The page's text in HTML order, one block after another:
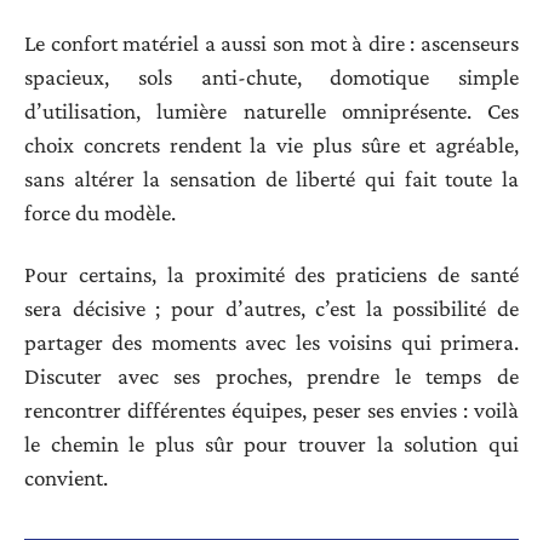
Le confort matériel a aussi son mot à dire : ascenseurs
spacieux, sols anti-chute, domotique simple
d’utilisation, lumière naturelle omniprésente. Ces
choix concrets rendent la vie plus sûre et agréable,
sans altérer la sensation de liberté qui fait toute la
force du modèle.
Pour certains, la proximité des praticiens de santé
sera décisive ; pour d’autres, c’est la possibilité de
partager des moments avec les voisins qui primera.
Discuter avec ses proches, prendre le temps de
rencontrer différentes équipes, peser ses envies : voilà
le chemin le plus sûr pour trouver la solution qui
convient.